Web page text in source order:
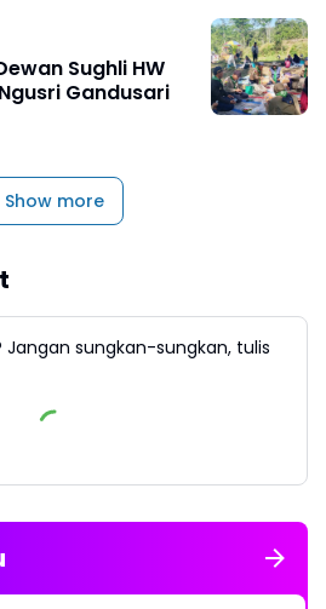
Sughli HW
Gandusari
Show more
sungkan-sungkan, tulis